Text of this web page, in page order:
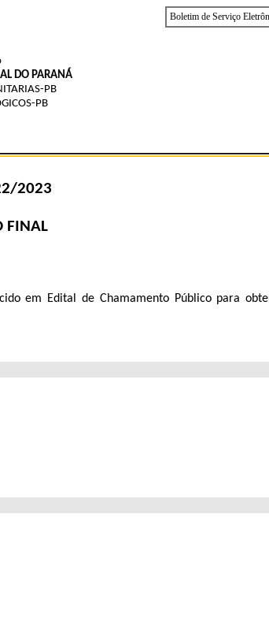
Boletim de Serviço
DO PARANÁ
PB
PB
2023
FINAL
em Edital de Chamamento Público para